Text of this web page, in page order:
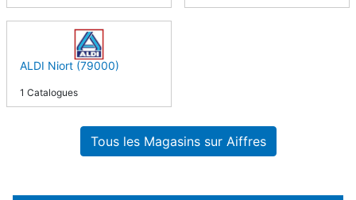
ALDI Niort (79000)
1 Catalogues
Tous les Magasins sur Aiffres